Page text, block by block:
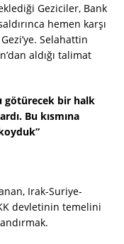
Geziciler, Bank
hemen karşı
Selahattin
aldığı talimat
götürecek bir halk
Bu kısmına
Irak-Suriye-
devletinin temelini